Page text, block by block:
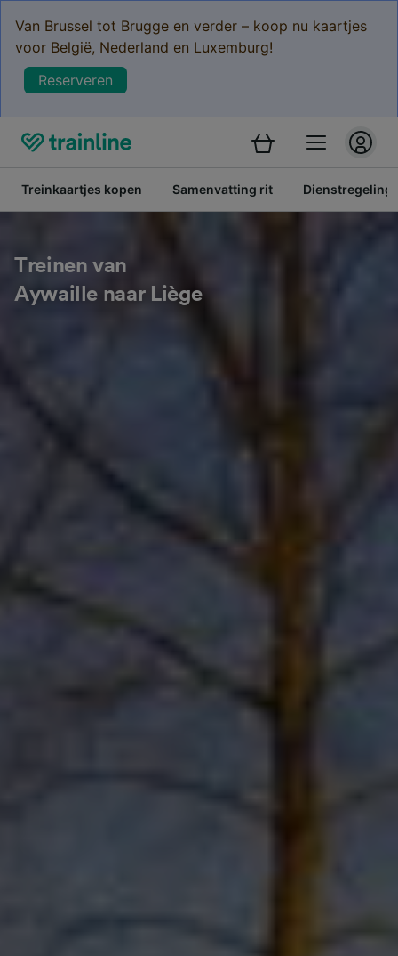
Van Brussel tot Brugge en verder – koop nu kaartjes
voor België, Nederland en Luxemburg!
Reserveren
Treinkaartjes kopen Samenvatting rit Dienstregeling
Treinen van
Aywaille naar Liège